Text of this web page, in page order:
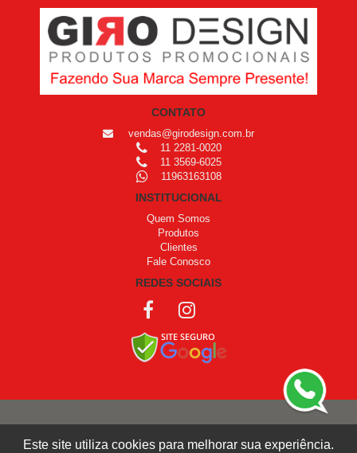
CONTATO
vendas@girodesign.com.br
11 2281-0020
11 3569-6025
11963163108
INSTITUCIONAL
Quem Somos
Produtos
Clientes
Fale Conosco
REDES SOCIAIS
Este site utiliza cookies para melhorar sua experiência.